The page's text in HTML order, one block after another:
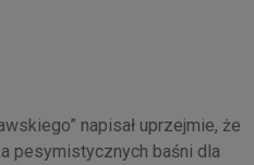
napisał uprzejmie, że
pesymistycznych baśni dla